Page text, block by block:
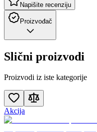
Napišite recenziju
Proizvođač
Slični proizvodi
Proizvodi iz iste kategorije
Akcija